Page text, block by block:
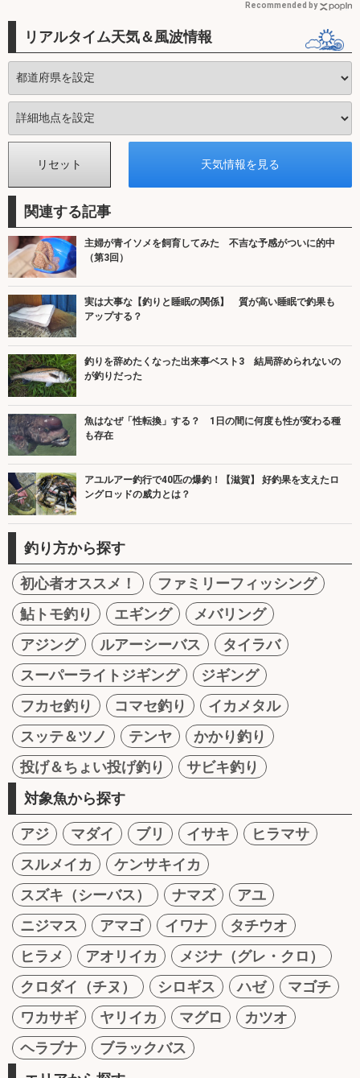
Recommended by
リアルタイム天気＆風波情報
関連する記事
主婦が青イソメを飼育してみた 不吉な予感がついに的中
（第3回）
実は大事な【釣りと睡眠の関係】 質が高い睡眠で釣果も
アップする？
釣りを辞めたくなった出来事ベスト3 結局辞められないの
が釣りだった
魚はなぜ「性転換」する？ 1日の間に何度も性が変わる種
も存在
アユルアー釣行で40匹の爆釣！【滋賀】 好釣果を支えたロ
ングロッドの威力とは？
釣り方から探す
初心者オススメ！
ファミリーフィッシング
鮎トモ釣り
エギング
メバリング
アジング
ルアーシーバス
タイラバ
スーパーライトジギング
ジギング
フカセ釣り
コマセ釣り
イカメタル
スッテ＆ツノ
テンヤ
かかり釣り
投げ＆ちょい投げ釣り
サビキ釣り
対象魚から探す
アジ マダイ ブリ イサキ
ヒラマサ
スルメイカ
ケンサキイカ
スズキ（シーバス）
ナマズ
アユ
ニジマス
アマゴ イワナ
タチウオ
ヒラメ
アオリイカ
メジナ（グレ・クロ）
クロダイ（チヌ）
シロギス ハゼ
マゴチ
ワカサギ
ヤリイカ マグロ
カツオ
ヘラブナ
ブラックバス